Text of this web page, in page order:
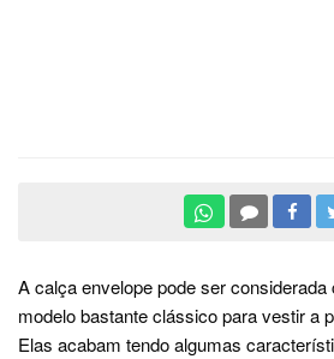
A calça envelope pode ser
modelo bastante clássico para vestir a
Elas acabam tendo algumas